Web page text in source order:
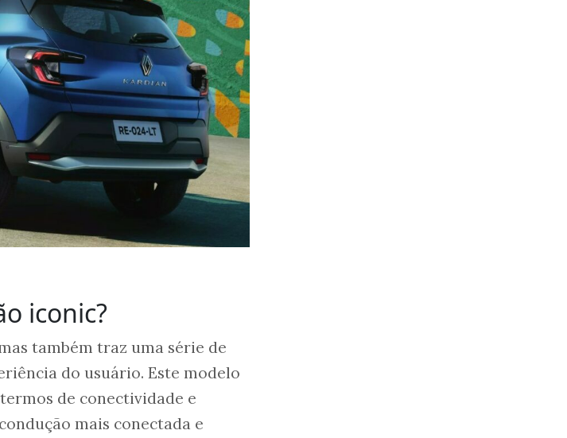
iconic?
também traz uma série de
do usuário. Este modelo
de conectividade e
mais conectada e